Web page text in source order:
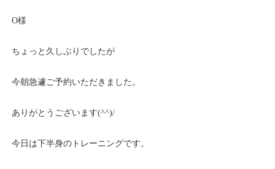
O様
ちょっと久しぶりでしたが
今朝急遽ご予約いただきました。
ありがとうございます(^^)/
今日は下半身のトレーニングです。